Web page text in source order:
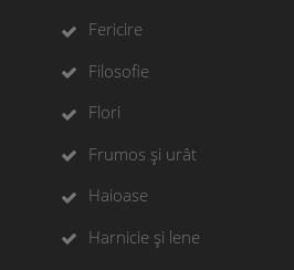
Fericire
Filosofie
Flori
Frumos și urât
Haioase
Harnicie și lene